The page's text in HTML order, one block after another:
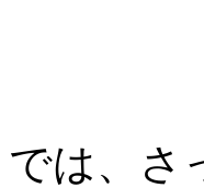
では、さ